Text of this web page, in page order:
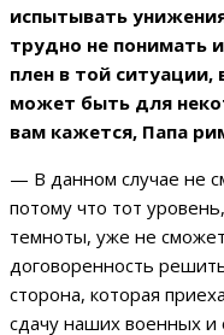
испытывать
трудно не понимать
плен в той ситуации,
может быть для
вам кажется, Папа
— В данном случае не
потому что тот
темноты, уже не
договоренность
сторона, которая
сдачу наших военных